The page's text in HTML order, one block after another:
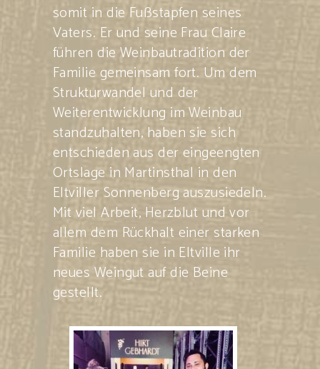
somit in die Fußstapfen seines
Vaters. Er und seine Frau Claire
führen die Weinbautradition der
Familie gemeinsam fort. Um dem
Strukturwandel und der
Weiterentwicklung im Weinbau
standzuhalten, haben sie sich
entschieden aus der eingeengten
Ortslage in Martinsthal in den
Eltviller Sonnenberg auszusiedeln.
Mit viel Arbeit, Herzblut und vor
allem dem Rückhalt einer starken
Familie haben sie in Eltville ihr
neues Weingut auf die Beine
gestellt.